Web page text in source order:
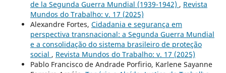
de la Segunda Guerra Mundial (1939-1942) , Revista
Mundos do Trabalho: v. 17 (2025)
Alexandre Fortes, Cidadania e segurança em
perspectiva transnacional: a Segunda Guerra Mundial
e a consolidação do sistema brasileiro de proteção
social , Revista Mundos do Trabalho: v. 17 (2025)
Pablo Francisco de Andrade Porfirio, Karlene Sayanne